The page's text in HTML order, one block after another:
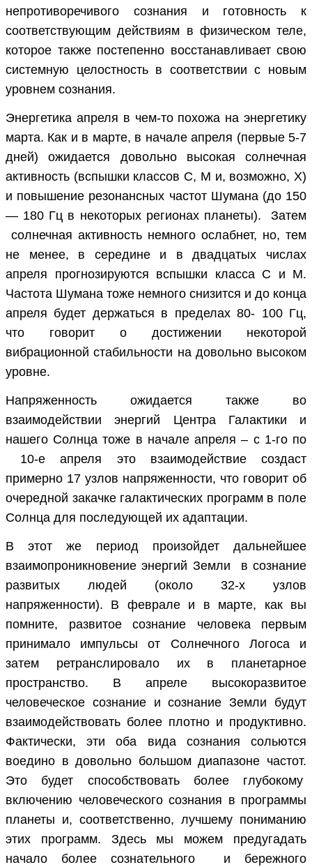
непротиворечивого сознания и готовность к
соответствующим действиям в физическом теле,
которое также постепенно восстанавливает свою
системную целостность в соответствии с новым
уровнем сознания.
Энергетика апреля в чем-то похожа на энергетику
марта. Как и в марте, в начале апреля (первые 5-7
дней) ожидается довольно высокая солнечная
активность (вспышки классов С, М и, возможно, Х)
и повышение резонансных частот Шумана (до 150
— 180 Гц в некоторых регионах планеты). Затем
солнечная активность немного ослабнет, но, тем
не менее, в середине и в двадцатых числах
апреля прогнозируются вспышки класса С и М.
Частота Шумана тоже немного снизится и до конца
апреля будет держаться в пределах 80- 100 Гц,
что говорит о достижении некоторой
вибрационной стабильности на довольно высоком
уровне.
Напряженность ожидается также во
взаимодействии энергий Центра Галактики и
нашего Солнца тоже в начале апреля – с 1-го по
10-е апреля это взаимодействие создаст
примерно 17 узлов напряженности, что говорит об
очередной закачке галактических программ в поле
Солнца для последующей их адаптации.
В этот же период произойдет дальнейшее
взаимопроникновение энергий Земли в сознание
развитых людей (около 32-х узлов
напряженности). В феврале и в марте, как вы
помните, развитое сознание человека первым
принимало импульсы от Солнечного Логоса и
затем ретранслировало их в планетарное
пространство. В апреле высокоразвитое
человеческое сознание и сознание Земли будут
взаимодействовать более плотно и продуктивно.
Фактически, эти оба вида сознания сольются
воедино в довольно большом диапазоне частот.
Это будет способствовать более глубокому
включению человеческого сознания в программы
планеты и, соответственно, лучшему пониманию
этих программ. Здесь мы можем предугадать
начало более сознательного и бережного